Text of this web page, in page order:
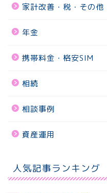
家計改善・税・その他
年金
携帯料金・格安SIM
相続
相談事例
資産運用
人気記事ランキング